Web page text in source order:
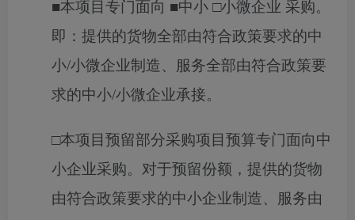
■本项目专门面向 ■中小 □小微企业 采购。
即：提供的货物全部由符合政策要求的中
小/小微企业制造、服务全部由符合政策要
求的中小/小微企业承接。
□本项目预留部分采购项目预算专门面向中
小企业采购。对于预留份额，提供的货物
由符合政策要求的中小企业制造、服务由